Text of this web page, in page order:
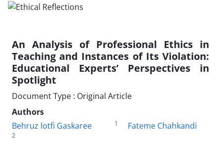
An Analysis of Professional Ethics in
Teaching and Instances of Its Violation:
Educational Experts’ Perspectives in
Spotlight
Document Type : Original Article
Authors
Behruz lotfi Gaskaree
1 Fateme Chahkandi
2